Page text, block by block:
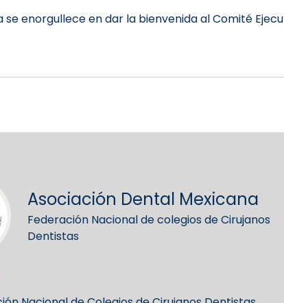
se enorgullece en dar la bienvenida al Comité
Asociación Dental Mexicana
Federación Nacional de colegios de Cirujanos
Dentistas